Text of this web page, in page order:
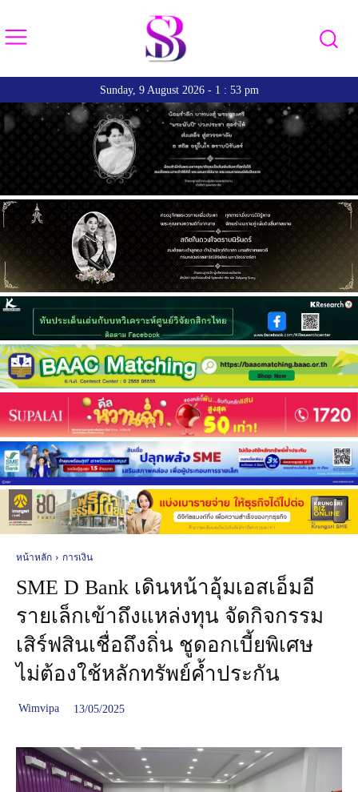
Sunday, 9 August 2026 - 1 : 53 pm
หน้าหลัก การเงิน
SME D Bank เดินหน้าอุ้มเอสเอ็มอี
รายเล็กเข้าถึงแหล่งทุน จัดกิจกรรม
เสิร์ฟสินเชื่อถึงถิ่น ชูดอกเบี้ยพิเศษ
ไม่ต้องใช้หลักทรัพย์ค้ำประกัน
Wimvipa 13/05/2025